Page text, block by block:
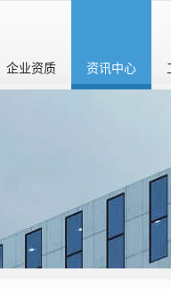
企业资质 资讯中心